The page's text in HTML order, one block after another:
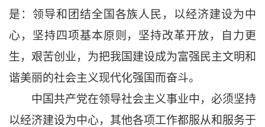
是：领导和团结全国各族人民，以经济建设为中
心，坚持四项基本原则，坚持改革开放，自力更
生，艰苦创业，为把我国建设成为富强民主文明和
谐美丽的社会主义现代化强国而奋斗。
中国共产党在领导社会主义事业中，必须坚持
以经济建设为中心，其他各项工作都服从和服务于